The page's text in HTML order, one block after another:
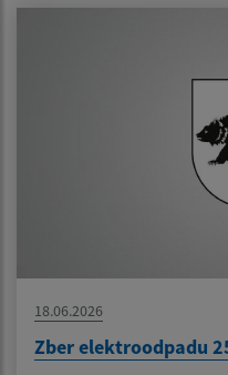
18.06.2026
Zber elektroodpadu